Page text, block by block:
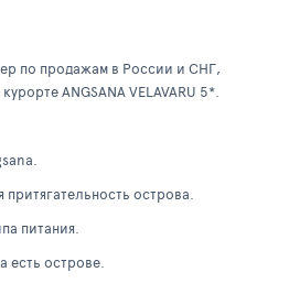
по продажам в России и СНГ,
ANGSANA VELAVARU 5*.
острова.
питания.
есть острове.